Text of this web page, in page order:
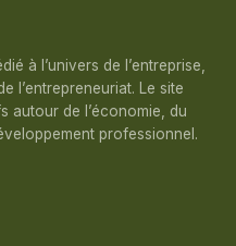
à l’univers de l’entreprise,
l’entrepreneuriat. Le site
autour de l’économie, du
professionnel.